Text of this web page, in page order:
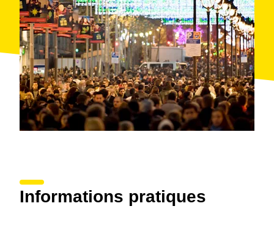
Informations pratiques